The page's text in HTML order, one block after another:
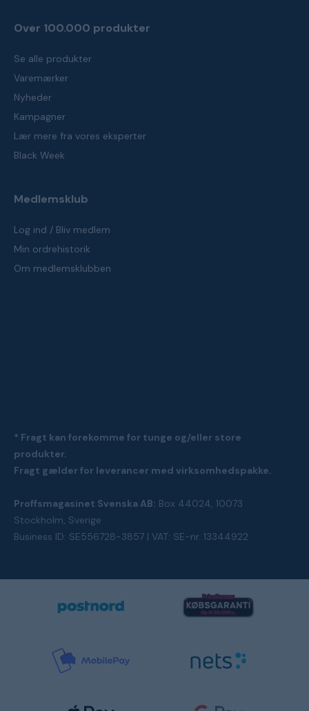
Over 100.000 produkter
Se alle produkter
Varemærker
Nyheder
Kampagner
Lær mere fra vores eksperter
Black Week
Medlemsklub
Log ind / Bliv medlem
Min ordrehistorik
Om medlemsklubben
* Fragt kan forekomme for tunge og/eller store
produkter.
Fragt gælder for leverancer med virksomhedspakke.
Proffsmagasinet Svenska AB: Box 44024, 10073
Stockholm, Sverige
Business ID: SE556728-3857 | VAT: SE-nr. 13344922